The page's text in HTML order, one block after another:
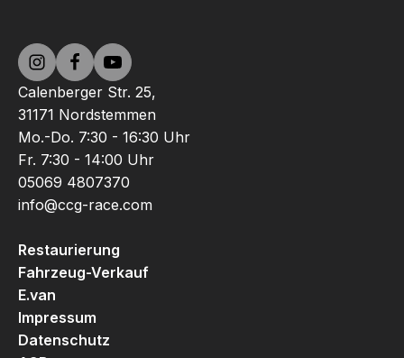
Calenberger Str. 25,
31171 Nordstemmen
Mo.-Do. 7:30 - 16:30 Uhr
Fr. 7:30 - 14:00 Uhr
05069 4807370
info@ccg-race.com
Restaurierung
Fahrzeug-Verkauf
E.van
Impressum
Datenschutz